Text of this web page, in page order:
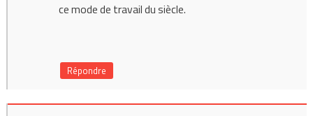
ce mode de travail du siècle.
Répondre